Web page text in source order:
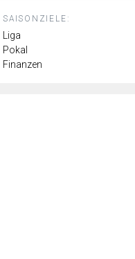
SAISONZIELE:
Liga
Pokal
Finanzen